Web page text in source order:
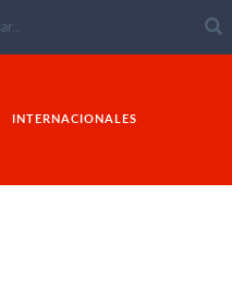
INTERNACIONALES